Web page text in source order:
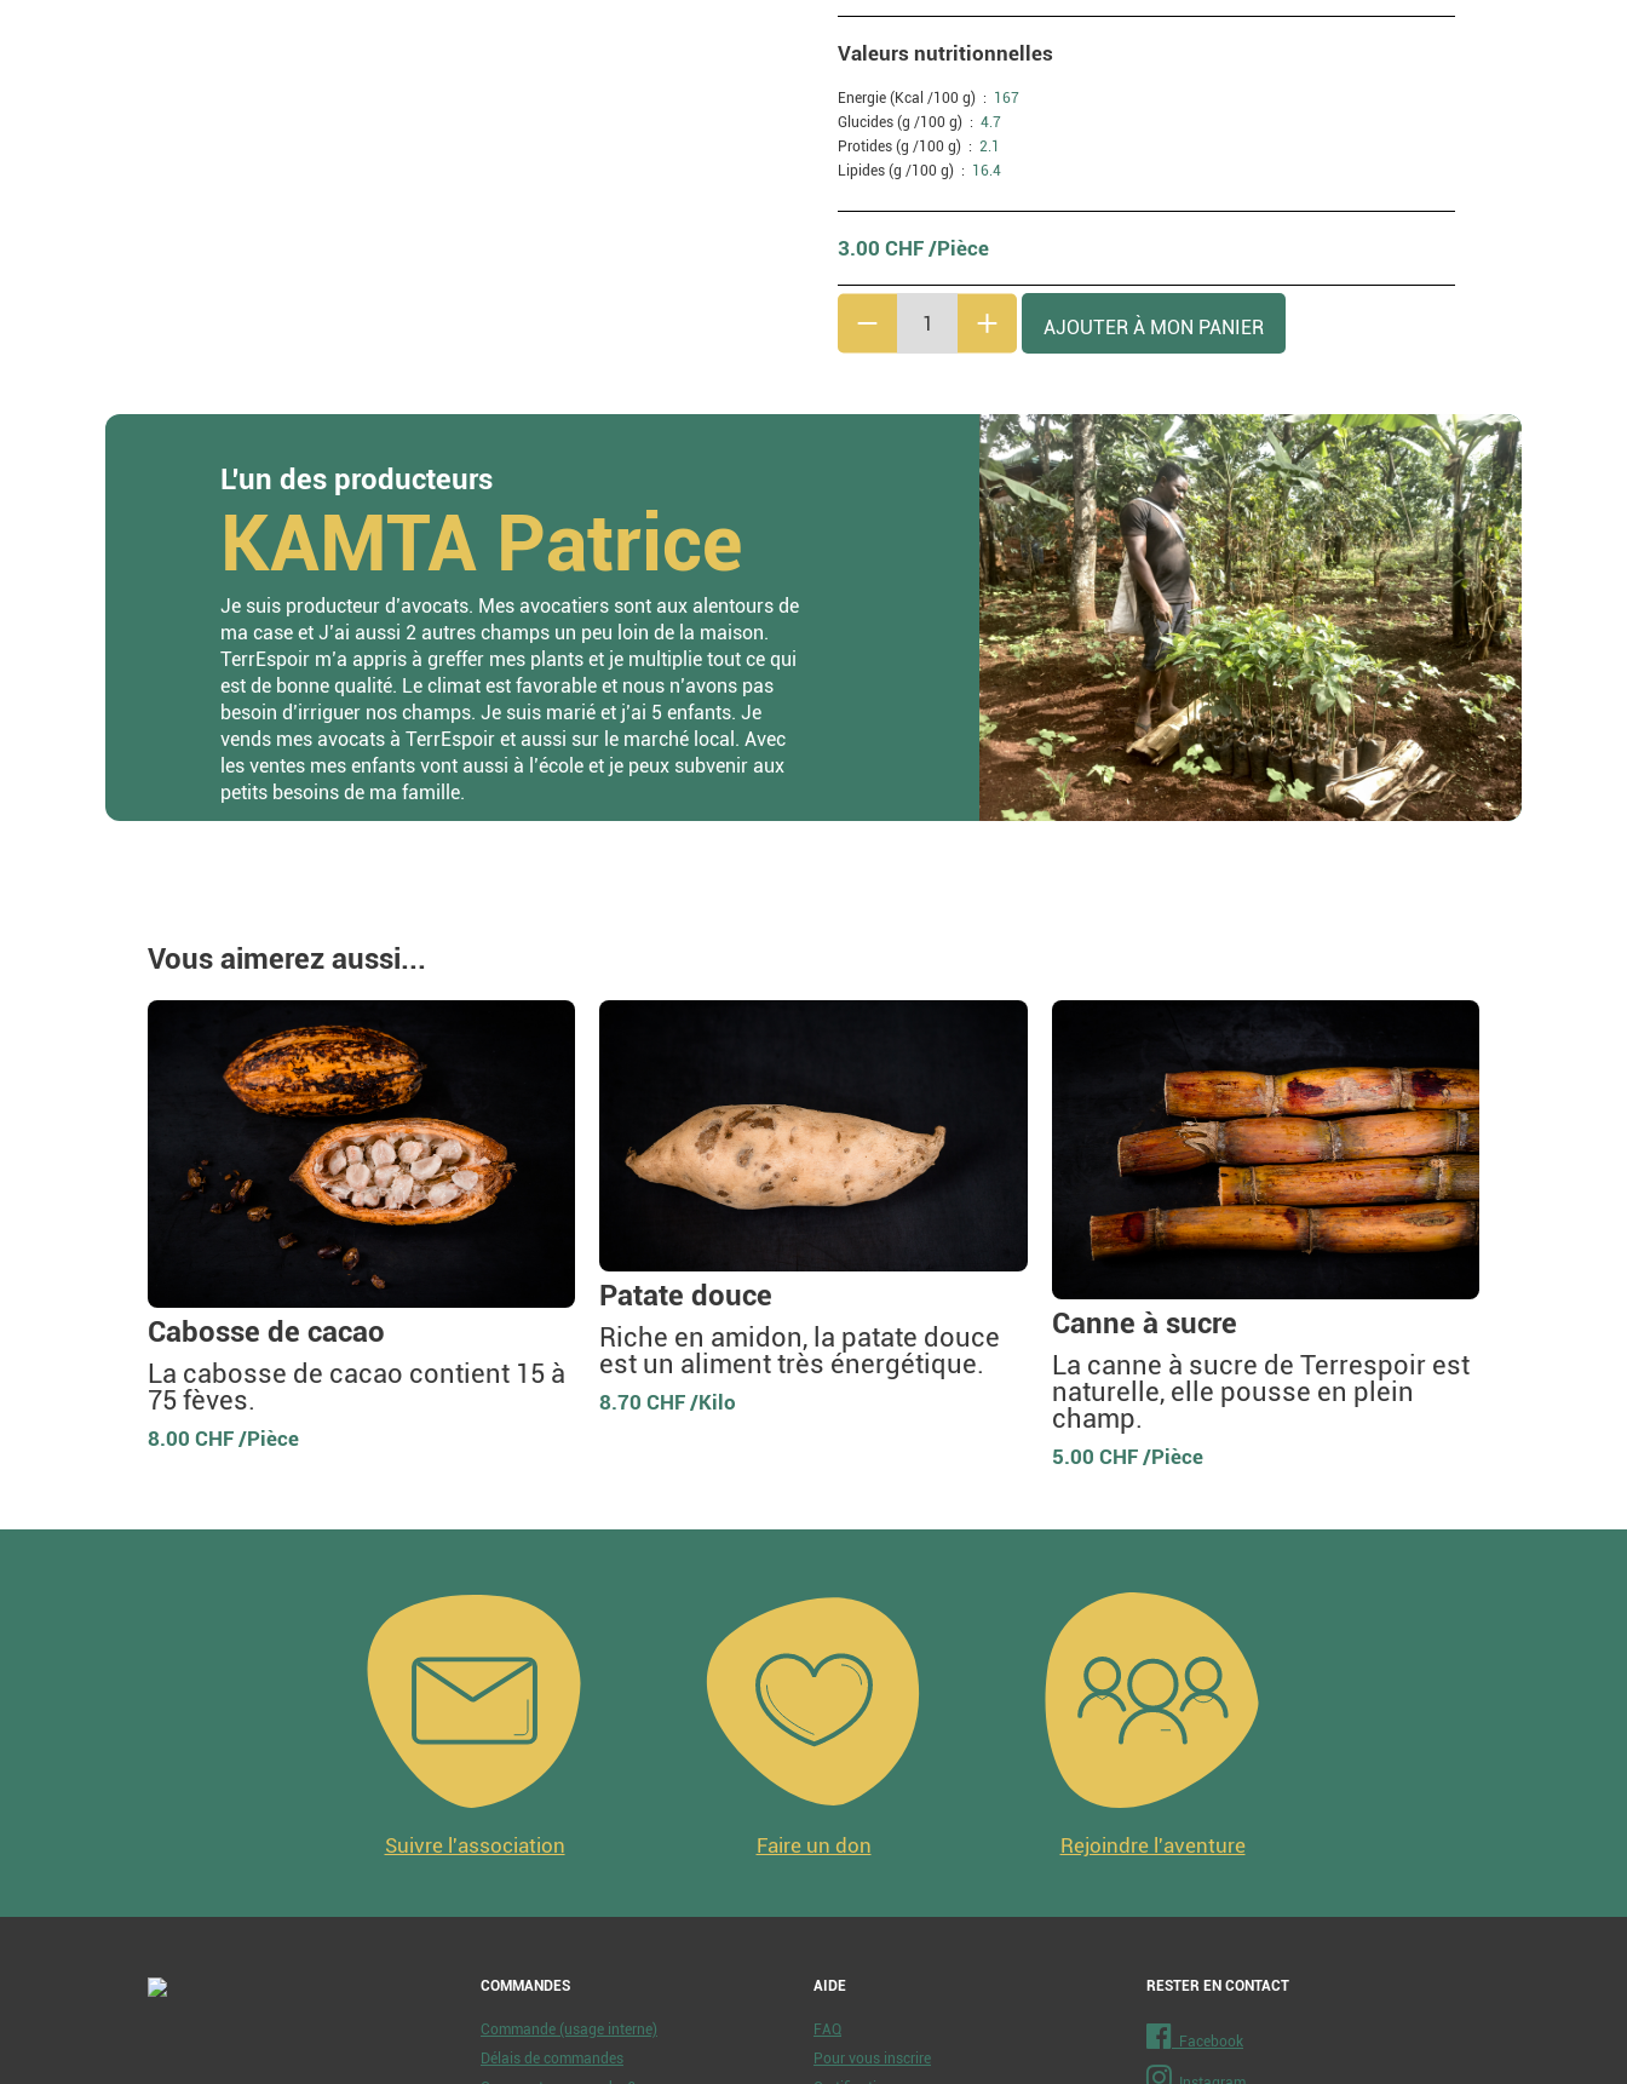
Valeurs nutritionnelles
Energie (Kcal /100 g) : 167
Glucides (g /100 g) : 4.7
Protides (g /100 g) : 2.1
Lipides (g /100 g) : 16.4
3.00 CHF /Pièce
L'un des producteurs
KAMTA Patrice
Je suis producteur d’avocats. Mes avocatiers sont aux alentours de
ma case et J’ai aussi 2 autres champs un peu loin de la maison.
TerrEspoir m’a appris à greffer mes plants et je multiplie tout ce qui
est de bonne qualité. Le climat est favorable et nous n’avons pas
besoin d’irriguer nos champs. Je suis marié et j’ai 5 enfants. Je
vends mes avocats à TerrEspoir et aussi sur le marché local. Avec
les ventes mes enfants vont aussi à l’école et je peux subvenir aux
petits besoins de ma famille.
Vous aimerez aussi...
Cabosse de cacao
La cabosse de cacao contient 15 à
75 fèves.
8.00 CHF /Pièce
Patate douce
Riche en amidon, la patate douce
est un aliment très énergétique.
8.70 CHF /Kilo
Canne à sucre
La canne à sucre de Terrespoir est
naturelle, elle pousse en plein
champ.
5.00 CHF /Pièce
Suivre l'association Faire un don Rejoindre l'aventure
AIDE
FAQ
Pour vous inscrire
COMMANDES
Commande (usage interne)
Délais de commandes
RESTER EN CONTACT
Facebook